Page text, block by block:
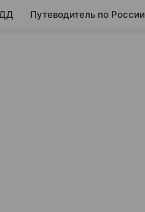
Путеводитель по России